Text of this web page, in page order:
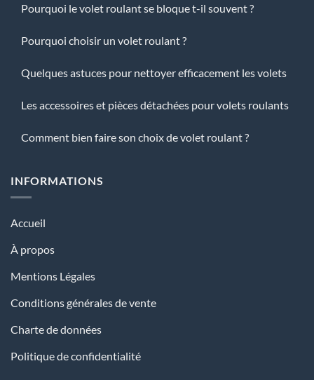
Pourquoi le volet roulant se bloque t-il souvent ?
Pourquoi choisir un volet roulant ?
Quelques astuces pour nettoyer efficacement les volets
Les accessoires et pièces détachées pour volets roulants
Comment bien faire son choix de volet roulant ?
INFORMATIONS
Accueil
À propos
Mentions Légales
Conditions générales de vente
Charte de données
Politique de confidentialité